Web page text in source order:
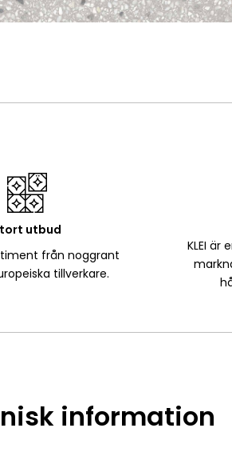
utbud
från noggrant
tillverkare.
KLEI är
information